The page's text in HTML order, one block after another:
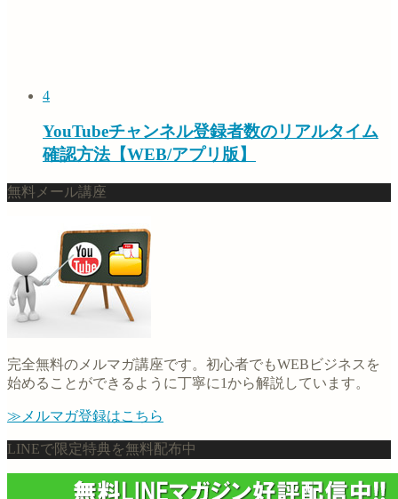
4
YouTubeチャンネル登録者数のリアルタイム
確認方法【WEB/アプリ版】
無料メール講座
完全無料のメルマガ講座です。初心者でもWEBビジネスを
始めることができるように丁寧に1から解説しています。
≫メルマガ登録はこちら
LINEで限定特典を無料配布中